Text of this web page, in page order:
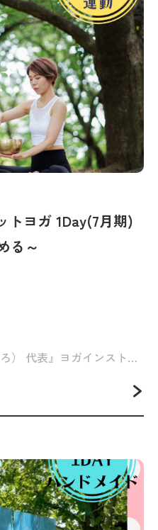
トヨガ 1Day(7月期)
る～
川島菖子『Sukhairo（すかいろ） 代表』ヨガインストラクター・リラクゼーションセラピスト